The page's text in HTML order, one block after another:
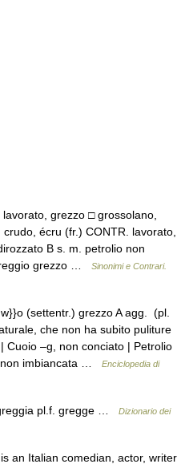
grezzo □ grossolano,
écru (fr.) CONTR. lavorato,
B s. m. petrolio non
grezzo …
Sinonimi e Contrari.
(settentr.) grezzo A agg. (pl.
che non ha subito puliture
Cuoio –g, non conciato | Petrolio
non imbiancata …
Enciclopedia di
pl.f. gregge …
Dizionario dei
an Italian comedian, actor, writer